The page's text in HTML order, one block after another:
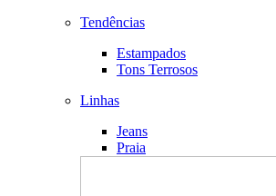
Tendências
Estampados
Tons Terrosos
Linhas
Jeans
Praia